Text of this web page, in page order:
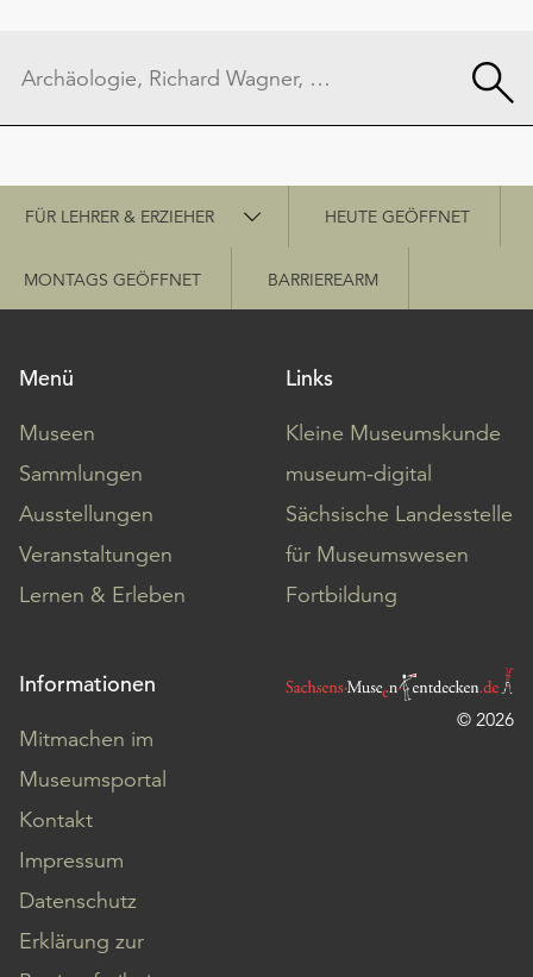
Schnellzugriff
FÜR LEHRER & ERZIEHER HEUTE GEÖFFNET
MONTAGS GEÖFFNET BARRIEREARM
Menü
Museen
Sammlungen
Ausstellungen
Veranstaltungen
Lernen & Erleben
Links
Kleine Museumskunde
museum-digital
Sächsische Landesstelle
für Museumswesen
Fortbildung
Informationen
Mitmachen im
Museumsportal
Kontakt
Impressum
Datenschutz
Erklärung zur
© 2026